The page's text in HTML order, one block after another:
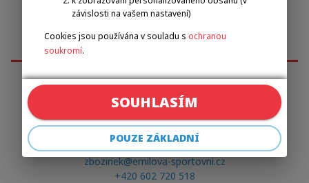
Emilova sportovní, z.s.
Pavel Zbožínek
zbozinek@emilova-sportovni.cz
+420 602 720 518
závislosti na vašem nastavení)
Cookies jsou používána v souladu s ochranou
soukromí.
POUZE ZÁKLADNÍ
SOUHLASÍM